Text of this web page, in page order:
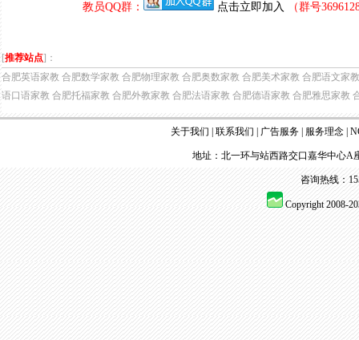
教员QQ群： 点击立即加入 （群号
[推荐站点]：
合肥英语家教 合肥数学家教 合肥物理家教 合肥奥数家教 合肥美术家教 合肥语文家教
语口语家教 合肥托福家教 合肥外教家教 合肥法语家教 合肥德语家教 合肥雅思家教
关于我们 联系我们 广告服务| 服务理念|
地址：北一环与站西路交口嘉华中心
咨询热线：
Copyright 2008-